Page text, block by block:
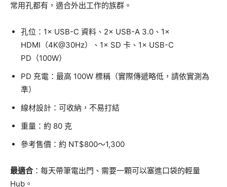
常用孔都有，適合外出工作的族群。
孔位：1× USB-C 資料、2× USB-A 3.0、1×
HDMI（4K@30Hz）、1× SD 卡、1× USB-C
PD（100W）
PD 充電：最高 100W 標稱（實際傳遞略低，請依實測為
準）
線材設計：可收納，不易打結
重量：約 80 克
參考售價：約 NT$800～1,300
最適合 ：每天帶筆電出門、需要一顆可以塞進口袋的輕量
Hub。